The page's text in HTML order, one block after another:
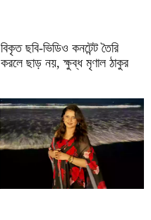
বিকৃত ছবি-ভিডিও কনটেন্ট তৈরি
করলে ছাড় নয়, ক্ষুব্ধ মৃণাল ঠাকুর